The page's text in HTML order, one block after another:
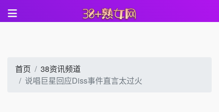
首页
38资讯频道
说唱巨星回应Diss事件直言太过火